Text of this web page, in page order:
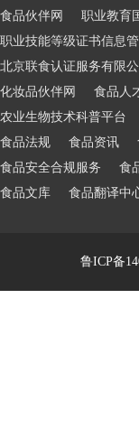
食品伙伴网
职业教育
职业技能等级证书信息
北京联食认证服务有限公
化妆品伙伴网
食品人
农业生物技术科普平台
食品法规
食品资讯
食品安全合规服务
食
食品文库
食品翻译中
鲁ICP备